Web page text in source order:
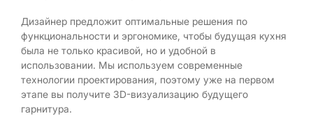
Дизайнер предложит оптимальные решения по
функциональности и эргономике, чтобы будущая кухня
была не только красивой, но и удобной в
использовании. Мы используем современные
технологии проектирования, поэтому уже на первом
этапе вы получите 3D-визуализацию будущего
гарнитура.